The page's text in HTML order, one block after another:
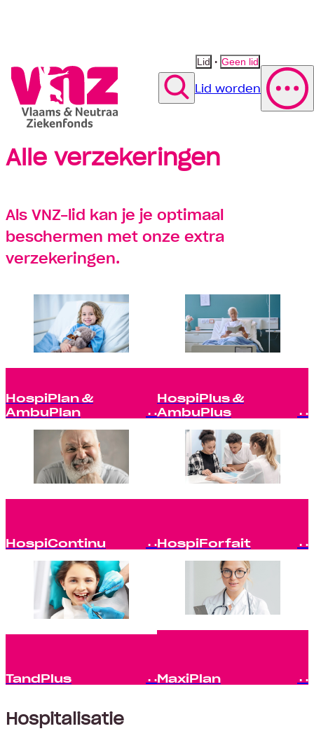
Lid • Geen lid
Lid worden
Polis wijzigen Suggestie Vergoeding fysiotherapie
Alle verzekeringen
Als VNZ-lid kan je je optimaal
beschermen met onze extra
verzekeringen.
HospiPlan &
AmbuPlan
HospiPlus &
AmbuPlus
HospiContinu HospiForfait
TandPlus MaxiPlan
Hospitalisatie